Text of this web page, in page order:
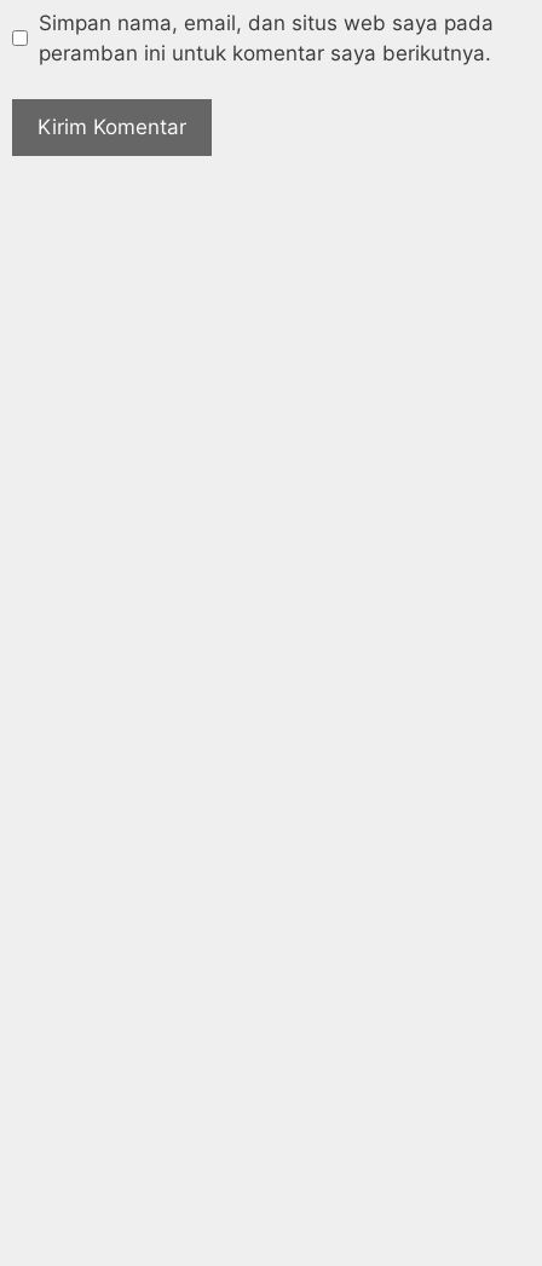
Simpan nama, email, dan situs web saya pada
peramban ini untuk komentar saya berikutnya.